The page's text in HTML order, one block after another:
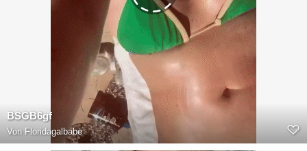
BSGB6gf
Von Floridagalbabe